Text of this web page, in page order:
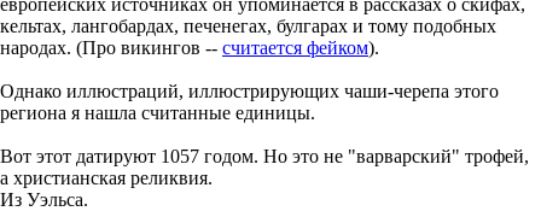
кельтах, лангобардах, печенегах, булгарах и тому подобных
народах. (Про викингов -- считается фейком).
Однако иллюстраций, иллюстрирующих чаши-черепа этого
региона я нашла считанные единицы.
Вот этот датируют 1057 годом. Но это не "варварский" трофей,
а христианская реликвия.
Из Уэльса.